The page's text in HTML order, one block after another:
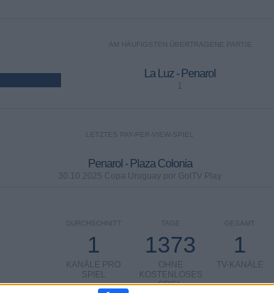
AM HÄUFIGSTEN ÜBERTRAGENE PARTIE
La Luz - Penarol
1
LETZTES PAY-PER-VIEW-SPIEL
Penarol - Plaza Colonia
30.10.2025 Copa Uruguay por GolTV Play
GESAMT
1
TV-KANÄLE
TAGE
1373
OHNE
KOSTENLOSES
SPIEL
DURCHSCHNITT
1
KANÄLE PRO
SPIEL